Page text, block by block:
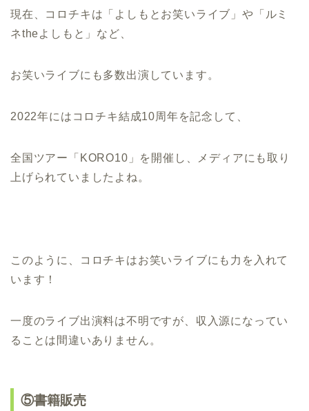
現在、コロチキは「よしもとお笑いライブ」や「ルミ
ネtheよしもと」など、
お笑いライブにも多数出演しています。
2022年にはコロチキ結成10周年を記念して、
全国ツアー「KORO10」を開催し、メディアにも取り
上げられていましたよね。
このように、コロチキはお笑いライブにも力を入れて
います！
一度のライブ出演料は不明ですが、収入源になってい
ることは間違いありません。
⑤書籍販売